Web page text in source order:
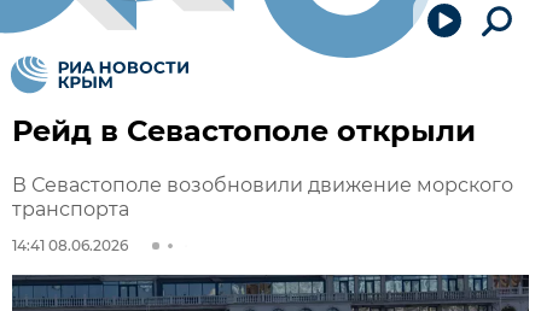
Рейд в Севастополе открыли
В Севастополе возобновили движение морского
транспорта
14:41 08.06.2026